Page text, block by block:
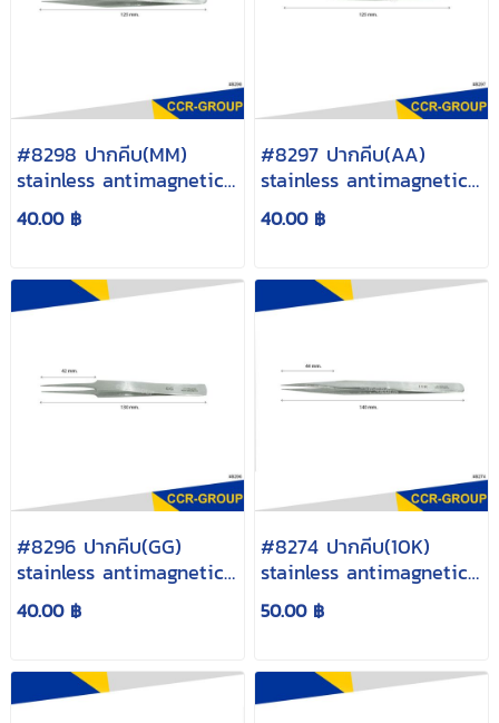
#8298 ปากคีบ(MM)
stainless antimagnetic
12.5cm.
40.00 ฿
#8297 ปากคีบ(AA)
stainless antimagnetic
12.5cm.
40.00 ฿
#8296 ปากคีบ(GG)
stainless antimagnetic
13cm.
40.00 ฿
#8274 ปากคีบ(10K)
stainless antimagnetic
14cm.
50.00 ฿